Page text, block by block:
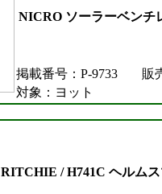
NICRO ソーラーベン
掲載番号：P-9733
販
対象：ヨット
RITCHIE / H741C ヘルム